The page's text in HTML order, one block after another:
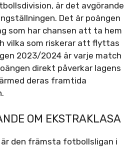
är det avgörande
Det är poängen
som har chansen att ta hem
vilka som riskerar att flyttas
2023/2024 är varje match
direkt påverkar lagens
deras framtida
OM EKSTRAKLASA
den främsta fotbollsligan i